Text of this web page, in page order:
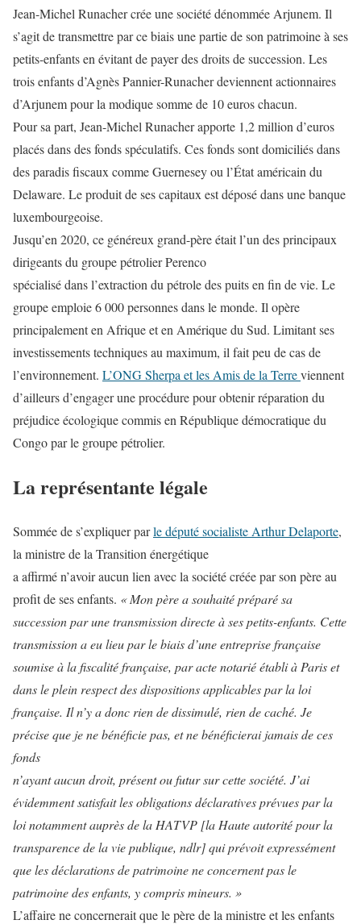
Jean-Michel Runacher crée une société dénommée Arjunem. Il
s’agit de transmettre par ce biais une partie de son patrimoine à ses
petits-enfants en évitant de payer des droits de succession. Les
trois enfants d’Agnès Pannier-Runacher deviennent actionnaires
d’Arjunem pour la modique somme de 10 euros chacun.
Pour sa part, Jean-Michel Runacher apporte 1,2 million d’euros
placés dans des fonds spéculatifs. Ces fonds sont domiciliés dans
des paradis fiscaux comme Guernesey ou l’État américain du
Delaware. Le produit de ses capitaux est déposé dans une banque
luxembourgeoise.
Jusqu’en 2020, ce généreux grand-père était l’un des principaux
dirigeants du groupe pétrolier Perenco
spécialisé dans l’extraction du pétrole des puits en fin de vie. Le
groupe emploie 6 000 personnes dans le monde. Il opère
principalement en Afrique et en Amérique du Sud. Limitant ses
investissements techniques au maximum, il fait peu de cas de
l’environnement. L’ONG Sherpa et les Amis de la Terreviennent
d’ailleurs d’engager une procédure pour obtenir réparation du
préjudice écologique commis en République démocratique du
Congo par le groupe pétrolier.
La représentante légale
Sommée de s’expliquer parle député socialiste Arthur Delaporte,
la ministre de la Transition énergétique
a affirmé n’avoir aucun lien avec la société créée par son père au
profit de ses enfants. « Mon père a souhaité préparé sa
succession par une transmission directe à ses petits-enfants. Cette
transmission a eu lieu par le biais d’une entreprise française
soumise à la fiscalité française, par acte notarié établi à Paris et
dans le plein respect des dispositions applicables par la loi
française. Il n’y a donc rien de dissimulé, rien de caché. Je
précise que je ne bénéficie pas, et ne bénéficierai jamais de ces
fonds
n’ayant aucun droit, présent ou futur sur cette société. J’ai
évidemment satisfait les obligations déclaratives prévues par la
loi notamment auprès de la HATVP [la Haute autorité pour la
transparence de la vie publique, ndlr] qui prévoit expressément
que les déclarations de patrimoine ne concernent pas le
patrimoine des enfants, y compris mineurs. »
L’affaire ne concernerait que le père de la ministre et les enfants